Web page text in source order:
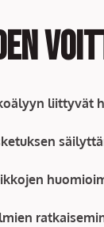
liittyvät